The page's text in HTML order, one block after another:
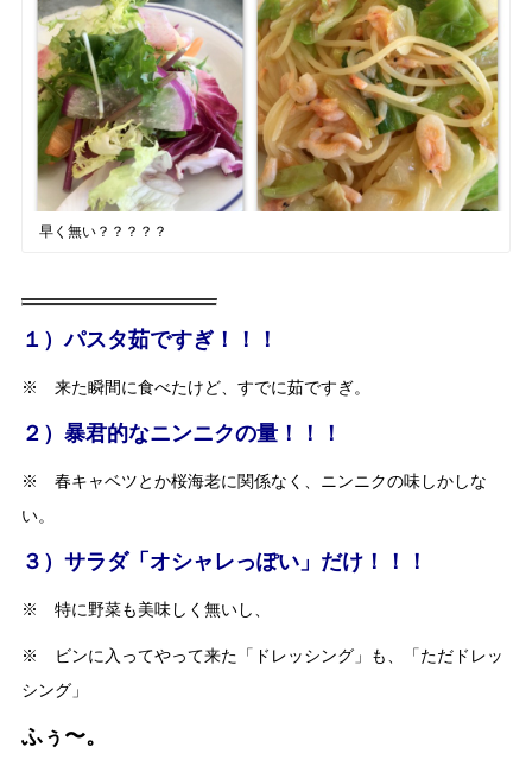
早く無い？？？？？
１）パスタ茹ですぎ！！！
※ 来た瞬間に食べたけど、すでに茹ですぎ。
２）暴君的なニンニクの量！！！
※ 春キャベツとか桜海老に関係なく、ニンニクの味しかしな
い。
３）サラダ「オシャレっぽい」だけ！！！
※ 特に野菜も美味しく無いし、
※ ビンに入ってやって来た「ドレッシング」も、「ただドレッ
シング」
ふぅ〜。